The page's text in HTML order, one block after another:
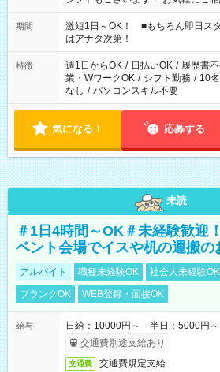
期間
激短1日～OK！ ■もちろん即日ス
はアナタ次第！
特徴 週1日からOK / 日払いOK / 履歴書
業・WワークOK / シフト勤務 / 10
なし / パソコンスキル不要
気になる！ 応募する
未読
＃1日4時間～OK＃未経験歓迎
ベント会場でイスや机の運搬の
アルバイト 職種未経験OK 社会人未経験OK
ブランクOK
WEB登録・面接OK
給与
日給：10000円～ 半日：5000円
交通費別途支給あり
交通費 交通費規定支給